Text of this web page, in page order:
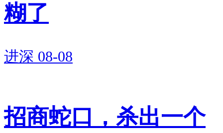
糊了
进深 08-08
招商蛇口，杀出一个